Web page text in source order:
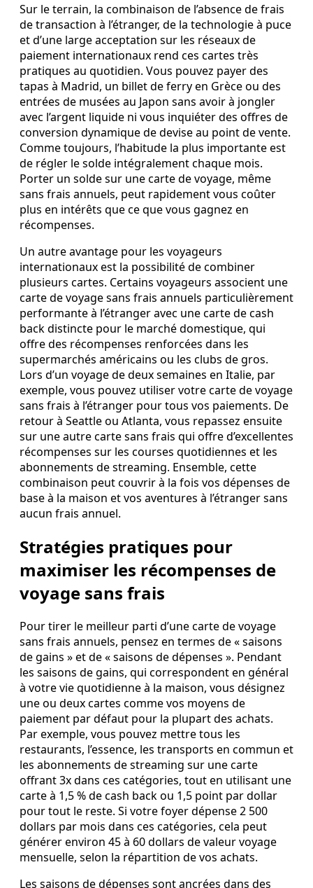
Sur le terrain, la combinaison de l’absence de frais
de transaction à l’étranger, de la technologie à puce
et d’une large acceptation sur les réseaux de
paiement internationaux rend ces cartes très
pratiques au quotidien. Vous pouvez payer des
tapas à Madrid, un billet de ferry en Grèce ou des
entrées de musées au Japon sans avoir à jongler
avec l’argent liquide ni vous inquiéter des offres de
conversion dynamique de devise au point de vente.
Comme toujours, l’habitude la plus importante est
de régler le solde intégralement chaque mois.
Porter un solde sur une carte de voyage, même
sans frais annuels, peut rapidement vous coûter
plus en intérêts que ce que vous gagnez en
récompenses.
Un autre avantage pour les voyageurs
internationaux est la possibilité de combiner
plusieurs cartes. Certains voyageurs associent une
carte de voyage sans frais annuels particulièrement
performante à l’étranger avec une carte de cash
back distincte pour le marché domestique, qui
offre des récompenses renforcées dans les
supermarchés américains ou les clubs de gros.
Lors d’un voyage de deux semaines en Italie, par
exemple, vous pouvez utiliser votre carte de voyage
sans frais à l’étranger pour tous vos paiements. De
retour à Seattle ou Atlanta, vous repassez ensuite
sur une autre carte sans frais qui offre d’excellentes
récompenses sur les courses quotidiennes et les
abonnements de streaming. Ensemble, cette
combinaison peut couvrir à la fois vos dépenses de
base à la maison et vos aventures à l’étranger sans
aucun frais annuel.
Stratégies pratiques pour
maximiser les récompenses de
voyage sans frais
Pour tirer le meilleur parti d’une carte de voyage
sans frais annuels, pensez en termes de « saisons
de gains » et de « saisons de dépenses ». Pendant
les saisons de gains, qui correspondent en général
à votre vie quotidienne à la maison, vous désignez
une ou deux cartes comme vos moyens de
paiement par défaut pour la plupart des achats.
Par exemple, vous pouvez mettre tous les
restaurants, l’essence, les transports en commun et
les abonnements de streaming sur une carte
offrant 3x dans ces catégories, tout en utilisant une
carte à 1,5 % de cash back ou 1,5 point par dollar
pour tout le reste. Si votre foyer dépense 2 500
dollars par mois dans ces catégories, cela peut
générer environ 45 à 60 dollars de valeur voyage
mensuelle, selon la répartition de vos achats.
Les saisons de dépenses sont ancrées dans des